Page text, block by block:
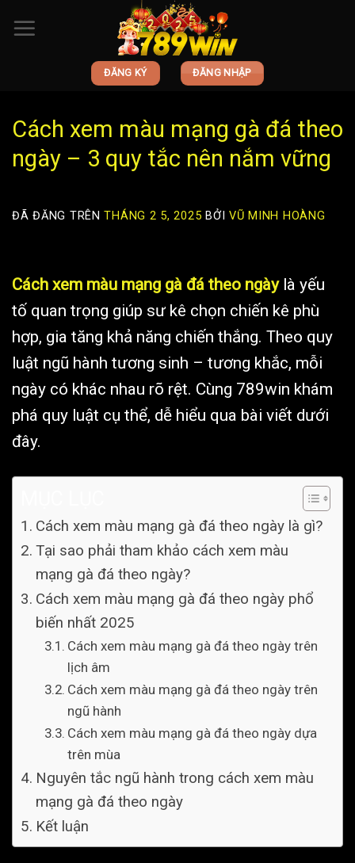
đến
ĐĂNG KÝ ĐĂNG NHẬP
Cách xem màu mạng gà đá theo
ngày – 3 quy tắc nên nắm vững
ĐÃ ĐĂNG TRÊNTHÁNG 2 5, 2025 BỞIVŨ MINH HOÀNG
Cách xem màu mạng gà đá theo ngàylà yếu
tố quan trọng giúp sư kê chọn chiến kê phù
hợp, gia tăng khả năng chiến thắng. Theo quy
luật ngũ hành tương sinh – tương khắc, mỗi
ngày có khác nhau rõ rệt. Cùng 789win khám
phá quy luật cụ thể, dễ hiểu qua bài viết dưới
đây.
Cách xem màu mạng gà đá theo ngày là gì?
Tại sao phải tham khảo cách xem màu
mạng gà đá theo ngày?
Cách xem màu mạng gà đá theo ngày phổ
biến nhất 2025
Cách xem màu mạng gà đá theo ngày trên
lịch âm
Cách xem màu mạng gà đá theo ngày trên
ngũ hành
Cách xem màu mạng gà đá theo ngày dựa
trên mùa
Nguyên tắc ngũ hành trong cách xem màu
mạng gà đá theo ngày
Kết luận